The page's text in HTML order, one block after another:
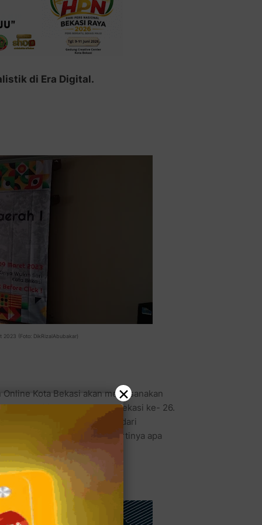
di Era Digital.
(Foto: DikRizalAbubakar)
Kota Bekasi akan melaksanakan
2 hari jelang HUT Kota Bekasi ke- 26.
Polres Metro Bekasi Kota, dari
Hamdani, S.I.K. MPM. Artinya apa
×